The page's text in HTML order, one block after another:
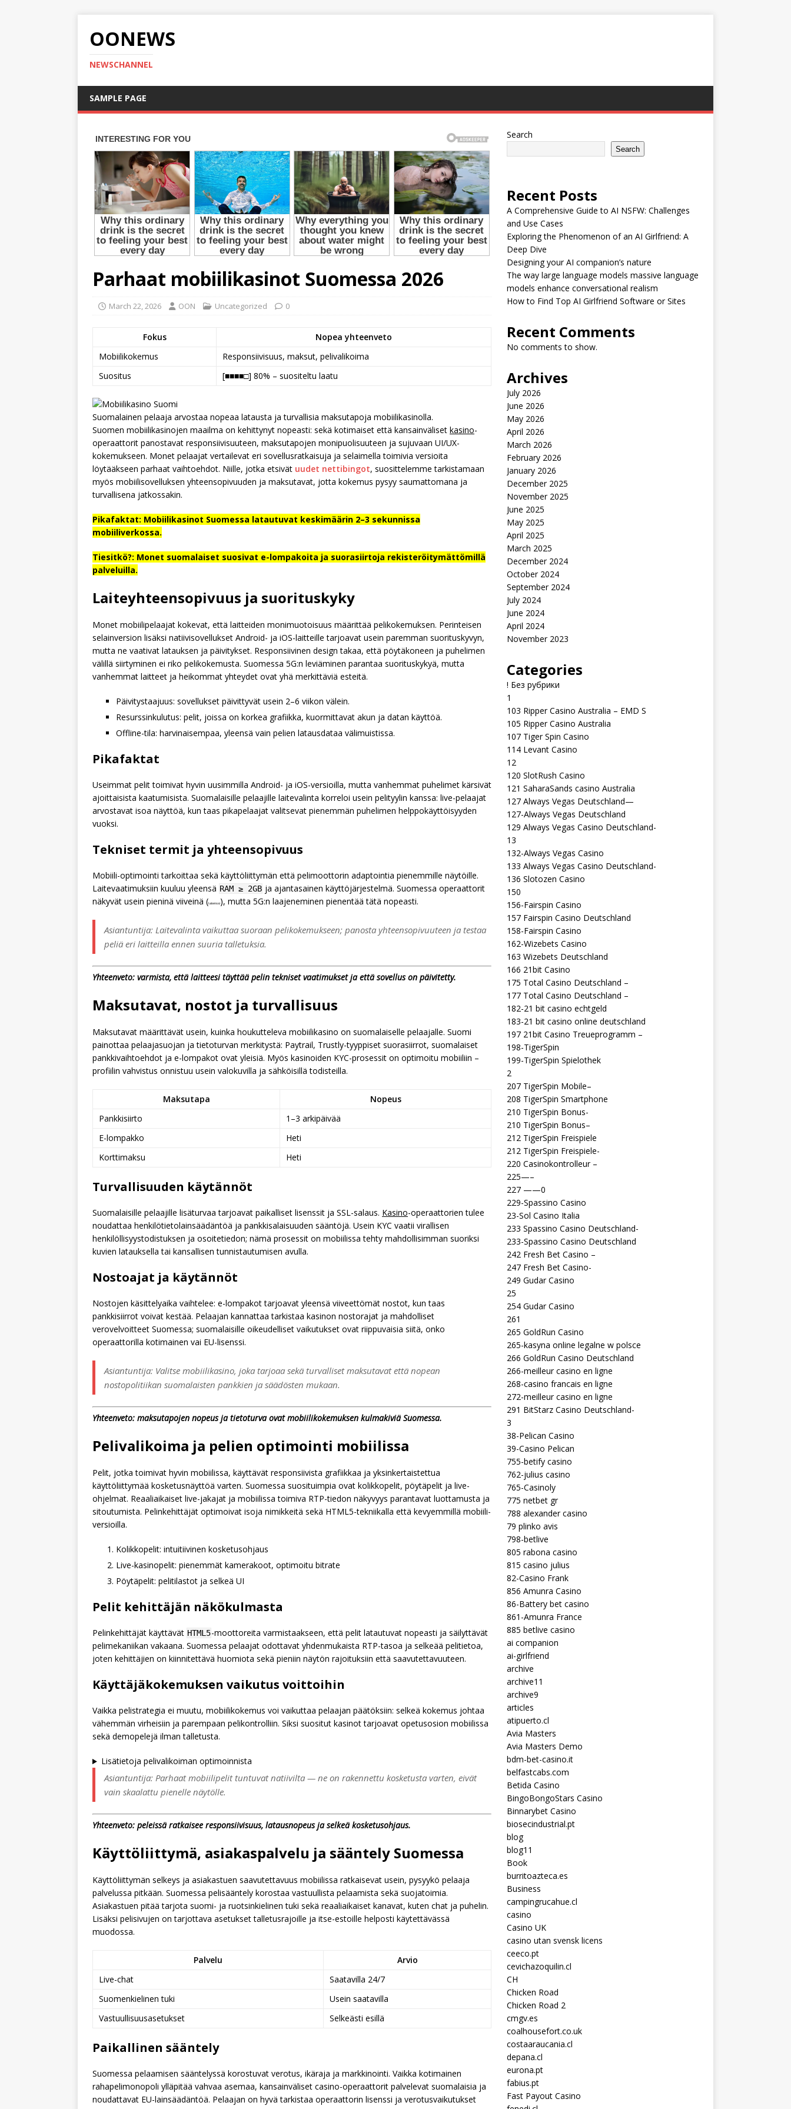
OONEWS
NEWSCHANNEL
SAMPLE PAGE
Parhaat mobiilikasinot Suomessa 2026
March 22, 2026 OON Uncategorized 0
Fokus
Nopea yhteenveto
Mobiilikokemus
Responsiivisuus, maksut, pelivalikoima
Suositus
[■■■■□] 80% – suositeltu laatu
Suomalainen pelaaja arvostaa nopeaa latausta ja turvallisia maksutapoja mobiilikasinolla.
Suomen mobiilikasinojen maailma on kehittynyt nopeasti: sekä kotimaiset että kansainväliset kasino-
operaattorit panostavat responsiivisuuteen, maksutapojen monipuolisuuteen ja sujuvaan UI/UX-
kokemukseen. Monet pelaajat vertailevat eri sovellusratkaisuja ja selaimella toimivia versioita
löytääkseen parhaat vaihtoehdot. Niille, jotka etsivät uudet nettibingot, suosittelemme tarkistamaan
myös mobiilisovelluksen yhteensopivuuden ja maksutavat, jotta kokemus pysyy saumattomana ja
turvallisena jatkossakin.
Pikafaktat: Mobiilikasinot Suomessa latautuvat keskimäärin 2–3 sekunnissa
mobiiliverkossa.
Tiesitkö?: Monet suomalaiset suosivat e-lompakoita ja suorasiirtoja rekisteröitymättömillä
palveluilla.
Laiteyhteensopivuus ja suorituskyky
Monet mobiilipelaajat kokevat, että laitteiden monimuotoisuus määrittää pelikokemuksen. Perinteisen
selainversion lisäksi natiivisovellukset Android- ja iOS-laitteille tarjoavat usein paremman suorituskyvyn,
mutta ne vaativat latauksen ja päivitykset. Responsiivinen design takaa, että pöytäkoneen ja puhelimen
välillä siirtyminen ei riko pelikokemusta. Suomessa 5G:n leviäminen parantaa suorituskykyä, mutta
vanhemmat laitteet ja heikommat yhteydet ovat yhä merkittäviä esteitä.
Päivitystaajuus: sovellukset päivittyvät usein 2–6 viikon välein.
Resurssinkulutus: pelit, joissa on korkea grafiikka, kuormittavat akun ja datan käyttöä.
Offline-tila: harvinaisempaa, yleensä vain pelien latausdataa välimuistissa.
Pikafaktat
Useimmat pelit toimivat hyvin uusimmilla Android- ja iOS-versioilla, mutta vanhemmat puhelimet kärsivät
ajoittaisista kaatumisista. Suomalaisille pelaajille laitevalinta korreloi usein pelityylin kanssa: live-pelaajat
arvostavat isoa näyttöä, kun taas pikapelaajat valitsevat pienemmän puhelimen helppokäyttöisyyden
vuoksi.
Tekniset termit ja yhteensopivuus
Mobiili-optimointi tarkoittaa sekä käyttöliittymän että pelimoottorin adaptointia pienemmille näytöille.
Laitevaatimuksiin kuuluu yleensä RAM ≥ 2GB ja ajantasainen käyttöjärjestelmä. Suomessa operaattorit
näkyvät usein pieninä viiveinä (latenssi), mutta 5G:n laajeneminen pienentää tätä nopeasti.
Asiantuntija: Laitevalinta vaikuttaa suoraan pelikokemukseen; panosta yhteensopivuuteen ja testaa
peliä eri laitteilla ennen suuria talletuksia.
Yhteenveto: varmista, että laitteesi täyttää pelin tekniset vaatimukset ja että sovellus on päivitetty.
Maksutavat, nostot ja turvallisuus
Maksutavat määrittävät usein, kuinka houkutteleva mobiilikasino on suomalaiselle pelaajalle. Suomi
painottaa pelaajasuojan ja tietoturvan merkitystä: Paytrail, Trustly-tyyppiset suorasiirrot, suomalaiset
pankkivaihtoehdot ja e-lompakot ovat yleisiä. Myös kasinoiden KYC-prosessit on optimoitu mobiiliin –
profiilin vahvistus onnistuu usein valokuvilla ja sähköisillä todisteilla.
Maksutapa
Nopeus
Pankkisiirto
1–3 arkipäivää
E-lompakko
Heti
Korttimaksu
Heti
Turvallisuuden käytännöt
Suomalaisille pelaajille lisäturvaa tarjoavat paikalliset lisenssit ja SSL-salaus. Kasino-operaattorien tulee
noudattaa henkilötietolainsäädäntöä ja pankkisalaisuuden sääntöjä. Usein KYC vaatii virallisen
henkilöllisyystodistuksen ja osoitetiedon; nämä prosessit on mobiilissa tehty mahdollisimman suoriksi
kuvien latauksella tai kansallisen tunnistautumisen avulla.
Nostoajat ja käytännöt
Nostojen käsittelyaika vaihtelee: e-lompakot tarjoavat yleensä viiveettömät nostot, kun taas
pankkisiirrot voivat kestää. Pelaajan kannattaa tarkistaa kasinon nostorajat ja mahdolliset
verovelvoitteet Suomessa; suomalaisille oikeudelliset vaikutukset ovat riippuvaisia siitä, onko
operaattorilla kotimainen vai EU-lisenssi.
Asiantuntija: Valitse mobiilikasino, joka tarjoaa sekä turvalliset maksutavat että nopean
nostopolitiikan suomalaisten pankkien ja säädösten mukaan.
Yhteenveto: maksutapojen nopeus ja tietoturva ovat mobiilikokemuksen kulmakiviä Suomessa.
Pelivalikoima ja pelien optimointi mobiilissa
Pelit, jotka toimivat hyvin mobiilissa, käyttävät responsiivista grafiikkaa ja yksinkertaistettua
käyttöliittymää kosketusnäyttöä varten. Suomessa suosituimpia ovat kolikkopelit, pöytäpelit ja live-
ohjelmat. Reaaliaikaiset live-jakajat ja mobiilissa toimiva RTP-tiedon näkyvyys parantavat luottamusta ja
sitoutumista. Pelinkehittäjät optimoivat isoja nimikkeitä sekä HTML5-tekniikalla että kevyemmillä mobiili-
versioilla.
Kolikkopelit: intuitiivinen kosketusohjaus
Live-kasinopelit: pienemmät kamerakoot, optimoitu bitrate
Pöytäpelit: pelitilastot ja selkeä UI
Pelit kehittäjän näkökulmasta
Pelinkehittäjät käyttävät HTML5-moottoreita varmistaakseen, että pelit latautuvat nopeasti ja säilyttävät
pelimekaniikan vakaana. Suomessa pelaajat odottavat yhdenmukaista RTP-tasoa ja selkeää pelitietoa,
joten kehittäjien on kiinnitettävä huomiota sekä pieniin näytön rajoituksiin että saavutettavuuteen.
Käyttäjäkokemuksen vaikutus voittoihin
Vaikka pelistrategia ei muutu, mobiilikokemus voi vaikuttaa pelaajan päätöksiin: selkeä kokemus johtaa
vähemmän virheisiin ja parempaan pelikontrolliin. Siksi suositut kasinot tarjoavat opetusosion mobiilissa
sekä demopelejä ilman talletusta.
Lisätietoja pelivalikoiman optimoinnista
Asiantuntija: Parhaat mobiilipelit tuntuvat natiivilta — ne on rakennettu kosketusta varten, eivät
vain skaalattu pienelle näytölle.
Yhteenveto: peleissä ratkaisee responsiivisuus, latausnopeus ja selkeä kosketusohjaus.
Käyttöliittymä, asiakaspalvelu ja sääntely Suomessa
Käyttöliittymän selkeys ja asiakastuen saavutettavuus mobiilissa ratkaisevat usein, pysyykö pelaaja
palvelussa pitkään. Suomessa pelisääntely korostaa vastuullista pelaamista sekä suojatoimia.
Asiakastuen pitää tarjota suomi- ja ruotsinkielinen tuki sekä reaaliaikaiset kanavat, kuten chat ja puhelin.
Lisäksi pelisivujen on tarjottava asetukset talletusrajoille ja itse-estoille helposti käytettävässä
muodossa.
Palvelu
Arvio
Live-chat
Saatavilla 24/7
Suomenkielinen tuki
Usein saatavilla
Vastuullisuusasetukset
Selkeästi esillä
Paikallinen sääntely
Suomessa pelaamisen sääntelyssä korostuvat verotus, ikäraja ja markkinointi. Vaikka kotimainen
rahapelimonopoli ylläpitää vahvaa asemaa, kansainväliset casino-operaattorit palvelevat suomalaisia ja
noudattavat EU-lainsäädäntöä. Pelaajan on hyvä tarkistaa operaattorin lisenssi ja verotusvaikutukset
Search
Search
Recent Posts
A Comprehensive Guide to AI NSFW: Challenges
and Use Cases
Exploring the Phenomenon of an AI Girlfriend: A
Deep Dive
Designing your AI companion’s nature
The way large language models massive language
models enhance conversational realism
How to Find Top AI Girlfriend Software or Sites
Recent Comments
No comments to show.
Archives
July 2026
June 2026
May 2026
April 2026
March 2026
February 2026
January 2026
December 2025
November 2025
June 2025
May 2025
April 2025
March 2025
December 2024
October 2024
September 2024
July 2024
June 2024
April 2024
November 2023
Categories
! Без рубрики
1
103 Ripper Casino Australia – EMD S
105 Ripper Casino Australia
107 Tiger Spin Casino
114 Levant Casino
12
120 SlotRush Casino
121 SaharaSands casino Australia
127 Always Vegas Deutschland—
127-Always Vegas Deutschland
129 Always Vegas Casino Deutschland-
13
132-Always Vegas Casino
133 Always Vegas Casino Deutschland-
136 Slotozen Casino
150
156-Fairspin Casino
157 Fairspin Casino Deutschland
158-Fairspin Casino
162-Wizebets Casino
163 Wizebets Deutschland
166 21bit Casino
175 Total Casino Deutschland –
177 Total Casino Deutschland –
182-21 bit casino echtgeld
183-21 bit casino online deutschland
197 21bit Casino Treueprogramm –
198-TigerSpin
199-TigerSpin Spielothek
2
207 TigerSpin Mobile–
208 TigerSpin Smartphone
210 TigerSpin Bonus-
210 TigerSpin Bonus–
212 TigerSpin Freispiele
212 TigerSpin Freispiele-
220 Casinokontrolleur –
225—–
227 ——0
229-Spassino Casino
23-Sol Casino Italia
233 Spassino Casino Deutschland-
233-Spassino Casino Deutschland
242 Fresh Bet Casino –
247 Fresh Bet Casino-
249 Gudar Casino
25
254 Gudar Casino
261
265 GoldRun Casino
265-kasyna online legalne w polsce
266 GoldRun Casino Deutschland
266-meilleur casino en ligne
268-casino francais en ligne
272-meilleur casino en ligne
291 BitStarz Casino Deutschland-
3
38-Pelican Casino
39-Casino Pelican
755-betify casino
762-julius casino
765-Casinoly
775 netbet gr
788 alexander casino
79 plinko avis
798-betlive
805 rabona casino
815 casino julius
82-Casino Frank
856 Amunra Casino
86-Battery bet casino
861-Amunra France
885 betlive casino
ai companion
ai-girlfriend
archive
archive11
archive9
articles
atipuerto.cl
Avia Masters
Avia Masters Demo
bdm-bet-casino.it
belfastcabs.com
Betida Casino
BingoBongoStars Casino
Binnarybet Casino
biosecindustrial.pt
blog
blog11
Book
burritoazteca.es
Business
campingrucahue.cl
casino
Casino UK
casino utan svensk licens
ceeco.pt
cevichazoquilin.cl
CH
Chicken Road
Chicken Road 2
cmgv.es
coalhousefort.co.uk
costaaraucania.cl
depana.cl
eurona.pt
fabius.pt
Fast Payout Casino